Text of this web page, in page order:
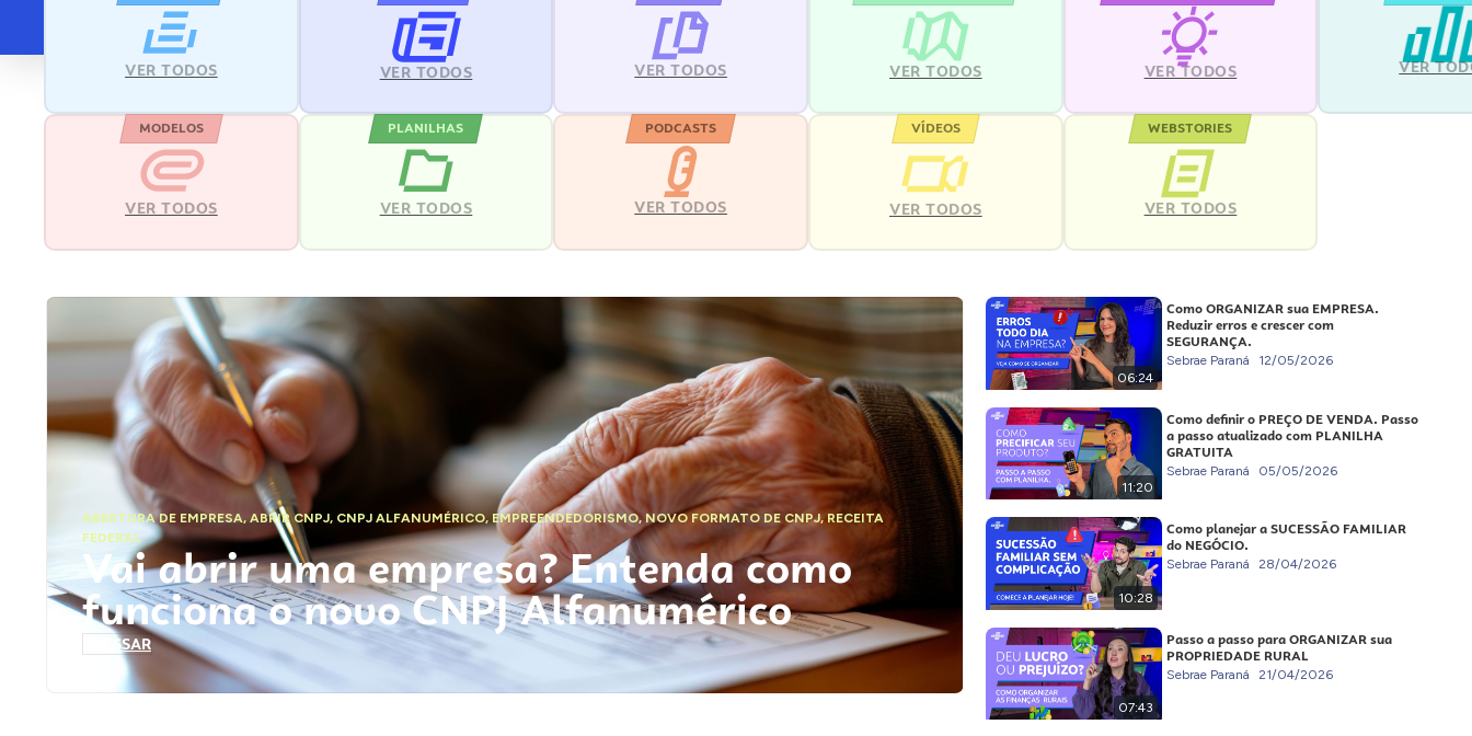
VER TODOS VER TODOS VER TODOS VER TODOS VER TODOS VER
MODELOS
VER TODOS
PLANILHAS
VER TODOS
PODCASTS
VER TODOS
VÍDEOS
VER TODOS
WEBSTORIES
VER TODOS
ABERTURA DE EMPRESA,ABRIR CNPJ, CNPJ ALFANUMÉRICO, EMPREENDEDORISMO,NOVO FORMATO DE CNPJ,RECEITA
FEDERAL
Vai abrir uma empresa? Entenda como
funciona o novo CNPJ Alfanumérico
ACESSAR
06:24
Como ORGANIZAR sua EMPRESA.
Reduzir erros e crescer com
SEGURANÇA.
Sebrae Paraná 12/05/2026
11:20
Como definir o PREÇO DE VENDA. Passo
a passo atualizado com PLANILHA
GRATUITA
Sebrae Paraná 05/05/2026
10:28
Como planejar a SUCESSÃO FAMILIAR
do NEGÓCIO.
Sebrae Paraná 28/04/2026
07:43
Passo a passo para ORGANIZAR sua
PROPRIEDADE RURAL
Sebrae Paraná 21/04/2026